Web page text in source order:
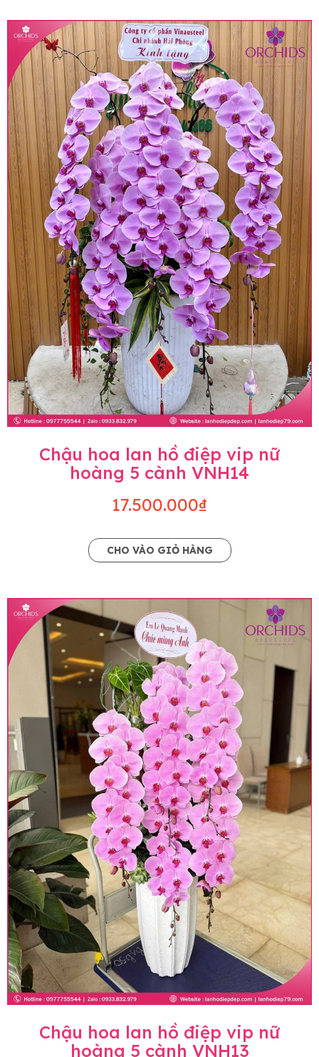
• Giá trên được miễn ship giao trong nội thành,
miễn phí in thiệp - banner theo yêu cầu khách
hàng.
• Beautiful Orchids liên kết với các cửa hàng
trên toàn quốc để phục vụ giao hoa tận nơi, mỗi
khu vực sẽ có mức giá khác nhau (tùy vào chi
phí mặt bằng, nguyên vật liệu,..) nên giá có thể sẽ
thay đổi so với giá niêm yết trên website. Khách
hàng ở Tỉnh thành khác vui lòng chủ động hỏi lại
giá trước khi đặt hàng, shop sẽ chủ động báo giá
chính xác khi có địa chỉ giao hàng cụ thể.
Chậu hoa lan hồ điệp vip nữ
hoàng 5 cành VNH14
17.500.000₫
CHO VÀO GIỎ HÀNG
Chậu hoa lan hồ điệp vip nữ
hoàng 5 cành VNH13